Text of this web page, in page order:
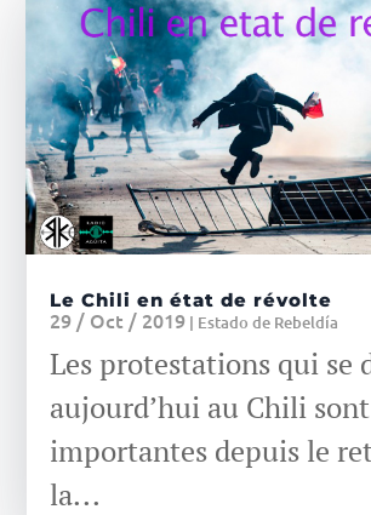
Le Chili en état de révolte
29 / Oct / 2019 | Estado de Rebeldía
Les protestations qui se
aujourd’hui au Chili
importantes depuis le
la...